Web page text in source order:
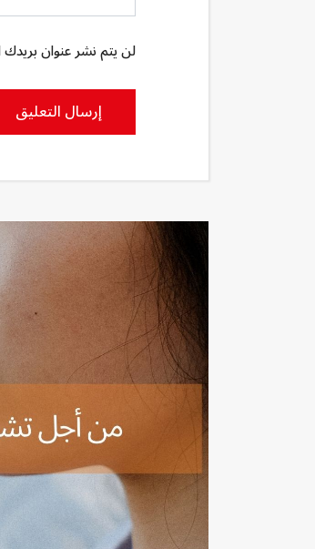
لن يتم نشر عنوان بريدك
إرسال التعليق